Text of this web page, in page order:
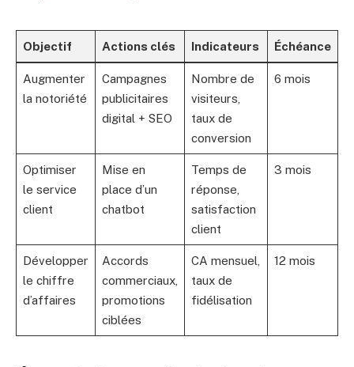
Objectif Actions clés Indicateurs Échéance
Augmenter
la notoriété
Campagnes
publicitaires
digital + SEO
Nombre de
visiteurs,
taux de
conversion
6 mois
Optimiser
le service
client
Mise en
place d’un
chatbot
Temps de
réponse,
satisfaction
client
3 mois
Développer
le chiffre
d’affaires
Accords
commerciaux,
promotions
ciblées
CA mensuel,
taux de
fidélisation
12 mois